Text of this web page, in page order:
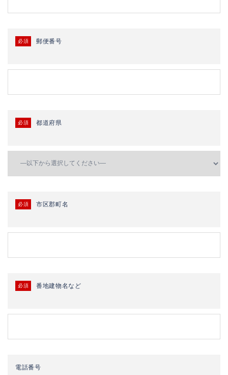
必須 郵便番号
必須 都道府県
必須 市区郡町名
必須 番地建物名など
電話番号